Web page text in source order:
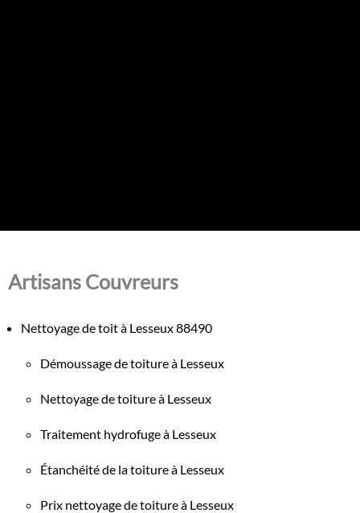
Artisans Couvreurs
Nettoyage de toit à Lesseux 88490
Démoussage de toiture à Lesseux
Nettoyage de toiture à Lesseux
Traitement hydrofuge à Lesseux
Étanchéité de la toiture à Lesseux
Prix nettoyage de toiture à Lesseux